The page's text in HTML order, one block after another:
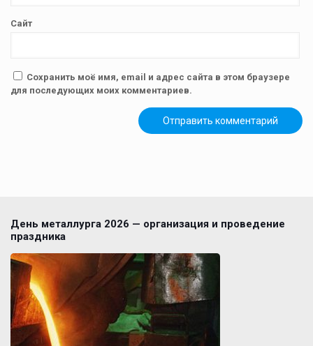
Сайт
Сохранить моё имя, email и адрес сайта в этом браузере
для последующих моих комментариев.
День металлурга 2026 — организация и проведение
праздника